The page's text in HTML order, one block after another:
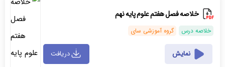
خلاصه فصل هفتم علوم پایه نهم
خلاصه درس گروه آموزشی سای
نمایش دریافت